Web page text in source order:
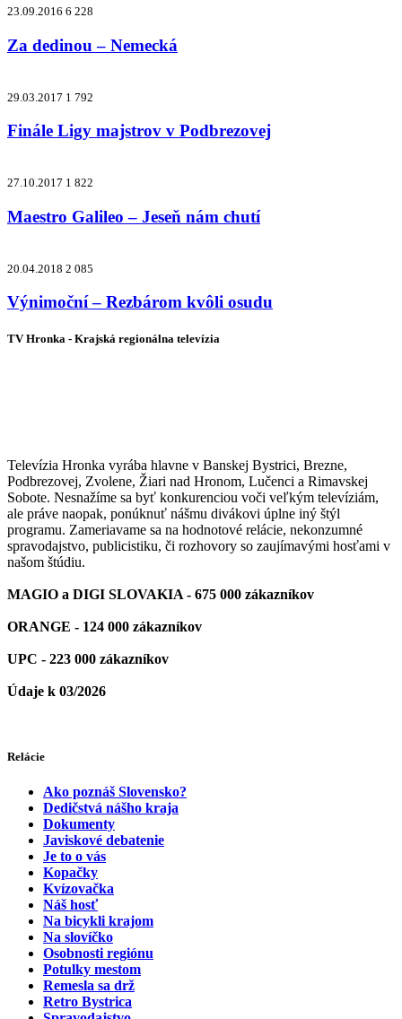
23.09.2016 6 228
Za dedinou – Nemecká
29.03.2017 1 792
Finále Ligy majstrov v Podbrezovej
27.10.2017 1 822
Maestro Galileo – Jeseň nám chutí
20.04.2018 2 085
Výnimoční – Rezbárom kvôli osudu
TV Hronka - Krajská regionálna televízia
Televízia Hronka vyrába hlavne v Banskej Bystrici, Brezne,
Podbrezovej, Zvolene, Žiari nad Hronom, Lučenci a Rimavskej
Sobote. Nesnažíme sa byť konkurenciou voči veľkým televíziám,
ale práve naopak, ponúknuť nášmu divákovi úplne iný štýl
programu. Zameriavame sa na hodnotové relácie, nekonzumné
spravodajstvo, publicistiku, či rozhovory so zaujímavými hosťami v
našom štúdiu.
MAGIO a DIGI SLOVAKIA - 675 000 zákazníkov
ORANGE - 124 000 zákazníkov
UPC - 223 000 zákazníkov
Údaje k 03/2026
Relácie
Ako poznáš Slovensko?
Dedičstvá nášho kraja
Dokumenty
Javiskové debatenie
Je to o vás
Kopačky
Kvízovačka
Náš hosť
Na bicykli krajom
Na slovíčko
Osobnosti regiónu
Potulky mestom
Remesla sa drž
Retro Bystrica